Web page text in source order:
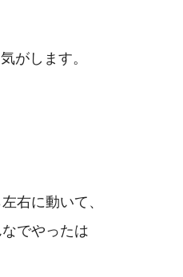
がします。
右に動いて、
でやったは